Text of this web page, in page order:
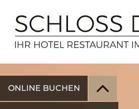
ONLINE BUCHEN